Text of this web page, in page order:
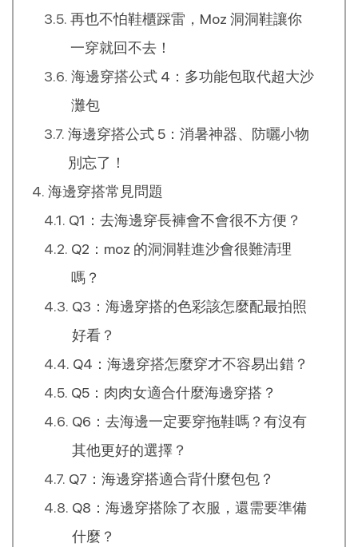
再也不怕鞋櫃踩雷，Moz 洞洞鞋讓你
一穿就回不去！
海邊穿搭公式 4：多功能包取代超大沙
灘包
海邊穿搭公式 5：消暑神器、防曬小物
別忘了！
海邊穿搭常見問題
Q1：去海邊穿長褲會不會很不方便？
Q2：moz 的洞洞鞋進沙會很難清理
嗎？
Q3：海邊穿搭的色彩該怎麼配最拍照
好看？
Q4：海邊穿搭怎麼穿才不容易出錯？
Q5：肉肉女適合什麼海邊穿搭？
Q6：去海邊一定要穿拖鞋嗎？有沒有
其他更好的選擇？
Q7：海邊穿搭適合背什麼包包？
Q8：海邊穿搭除了衣服，還需要準備
什麼？